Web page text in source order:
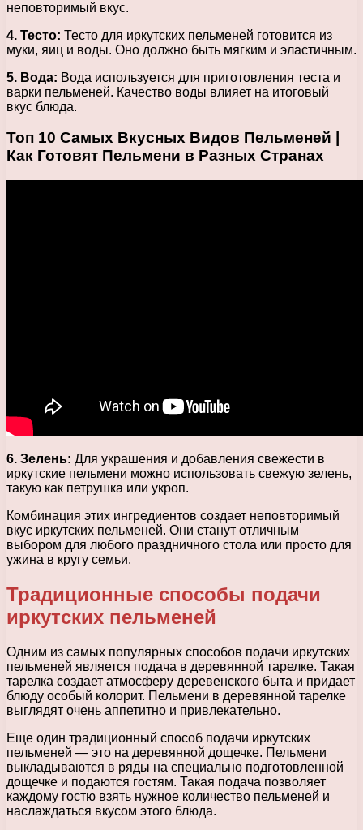
неповторимый вкус.
4. Тесто: Тесто для иркутских пельменей готовится из
муки, яиц и воды. Оно должно быть мягким и эластичным.
5. Вода: Вода используется для приготовления теста и
варки пельменей. Качество воды влияет на итоговый
вкус блюда.
Топ 10 Самых Вкусных Видов Пельменей |
Как Готовят Пельмени в Разных Странах
6. Зелень: Для украшения и добавления свежести в
иркутские пельмени можно использовать свежую зелень,
такую как петрушка или укроп.
Комбинация этих ингредиентов создает неповторимый
вкус иркутских пельменей. Они станут отличным
выбором для любого праздничного стола или просто для
ужина в кругу семьи.
Традиционные способы подачи
иркутских пельменей
Одним из самых популярных способов подачи иркутских
пельменей является подача в деревянной тарелке. Такая
тарелка создает атмосферу деревенского быта и придает
блюду особый колорит. Пельмени в деревянной тарелке
выглядят очень аппетитно и привлекательно.
Еще один традиционный способ подачи иркутских
пельменей — это на деревянной дощечке. Пельмени
выкладываются в ряды на специально подготовленной
дощечке и подаются гостям. Такая подача позволяет
каждому гостю взять нужное количество пельменей и
наслаждаться вкусом этого блюда.